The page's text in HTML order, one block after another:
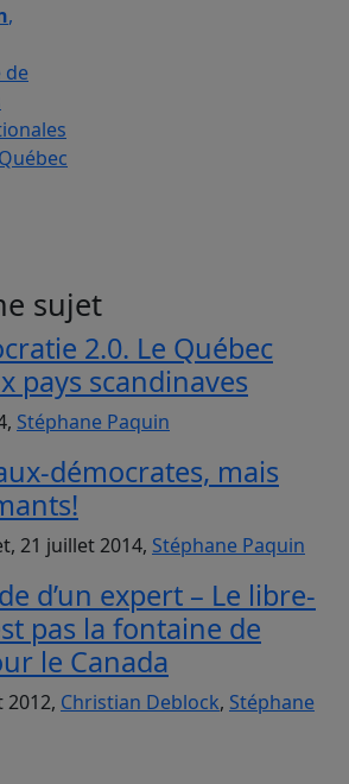
,
de
sujet
2.0. Le Québec
pays scandinaves
Stéphane Paquin
démocrates, mais
21 juillet 2014, Stéphane Paquin
d’un expert – Le libre-
pas la fontaine de
le Canada
2012, Christian Deblock, Stéphane